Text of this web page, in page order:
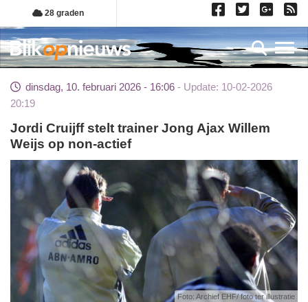
Overslaan
en
naar
de
gaan
28 graden
dinsdag, 10. februari 2026 - 16:06
Update: 10-02-2026
20:19
Jordi Cruijff stelt trainer Jong Ajax Willem
Weijs op non-actief
Foto: Archief EHF/ foto ter illustratie